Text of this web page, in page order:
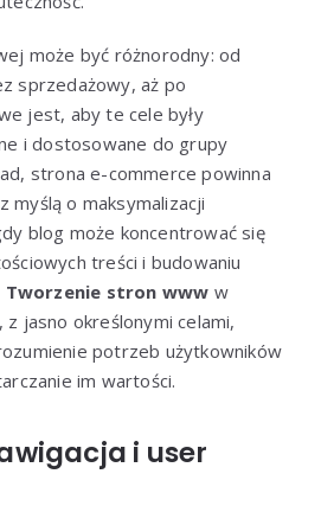
może być różnorodny: od
sprzedażowy, aż po
jest, aby te cele były
i dostosowane do grupy
strona e-commerce powinna
myślą o maksymalizacji
blog może koncentrować się
treści i budowaniu
Tworzenie stron www w
jasno określonymi celami,
potrzeb użytkowników
im wartości.
i user